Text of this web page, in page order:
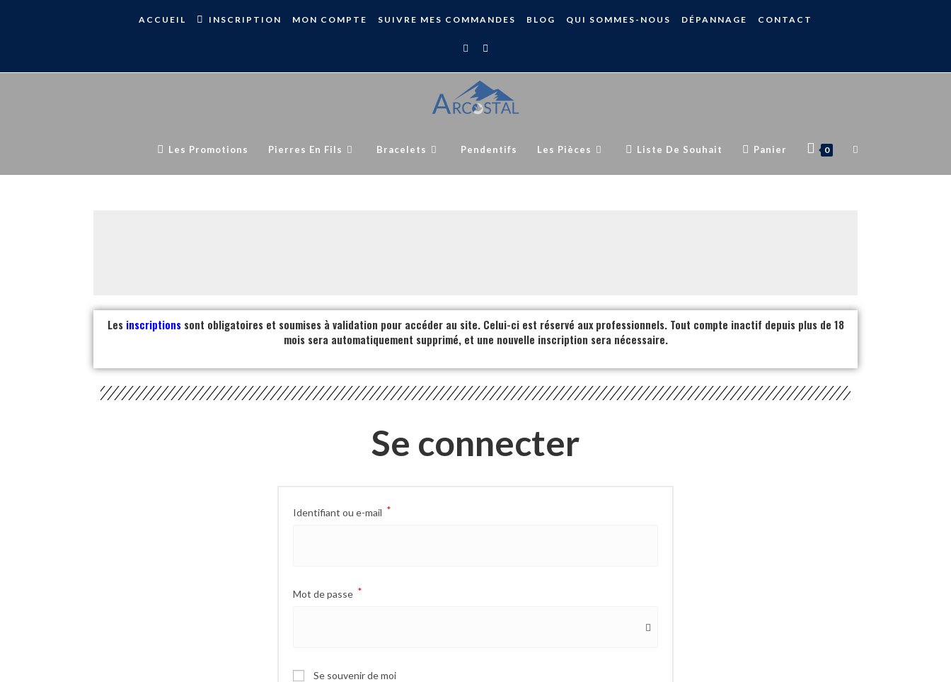
ACCUEIL INSCRIPTION MON COMPTE SUIVRE MES COMMANDES BLOG QUI SOMMES-NOUS DÉPANNAGE CONTACT
Les Promotions Pierres En Fils Bracelets Pendentifs Les Pièces Liste De Souhait Panier 0
Les inscriptions sont obligatoires et soumises à validation pour accéder au site. Celui-ci est réservé aux professionnels. Tout compte inactif depuis plus de 18
mois sera automatiquement supprimé, et une nouvelle inscription sera nécessaire.
Se connecter
Identifiant ou e-mail *
Mot de passe *
A
Se souvenir de moi